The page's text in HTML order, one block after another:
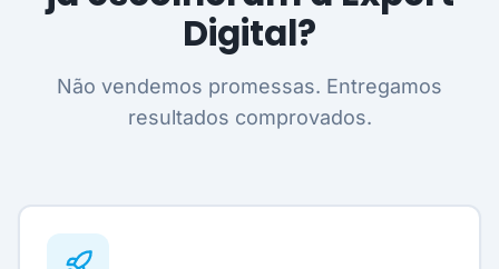
Digital?
Não vendemos promessas. Entregamos
resultados comprovados.